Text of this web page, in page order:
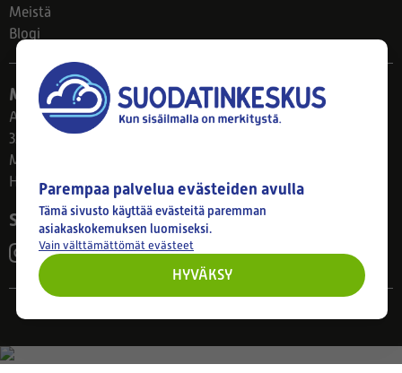
Meistä
Blogi
Myymälä
Ahlmanintie 61
33800 Tampere
Ma–Pe 8–17
Huom! Myymälän poikkeusaukiolot: 27.7.-21.8. klo 8-16
Seuraa meitä
Parempaa palvelua evästeiden avulla
Tämä sivusto käyttää evästeitä paremman
asiakaskokemuksen luomiseksi.
Vain välttämättömät evästeet
HYVÄKSY